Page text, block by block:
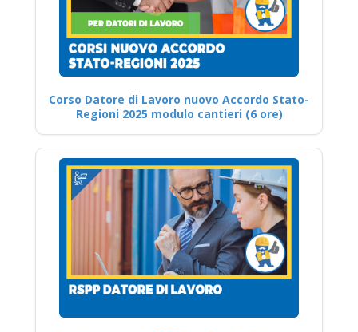
Corso Datore di Lavoro nuovo Accordo Stato-
Regioni 2025 modulo cantieri (6 ore)